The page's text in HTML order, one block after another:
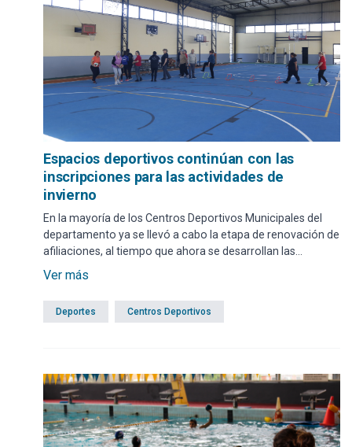
Espacios deportivos continúan con las
inscripciones para las actividades de
invierno
En la mayoría de los Centros Deportivos Municipales del
departamento ya se llevó a cabo la etapa de renovación de
afiliaciones, al tiempo que ahora se desarrollan las
inscripciones para las actividades elegidas.
Ver más
Deportes Centros Deportivos